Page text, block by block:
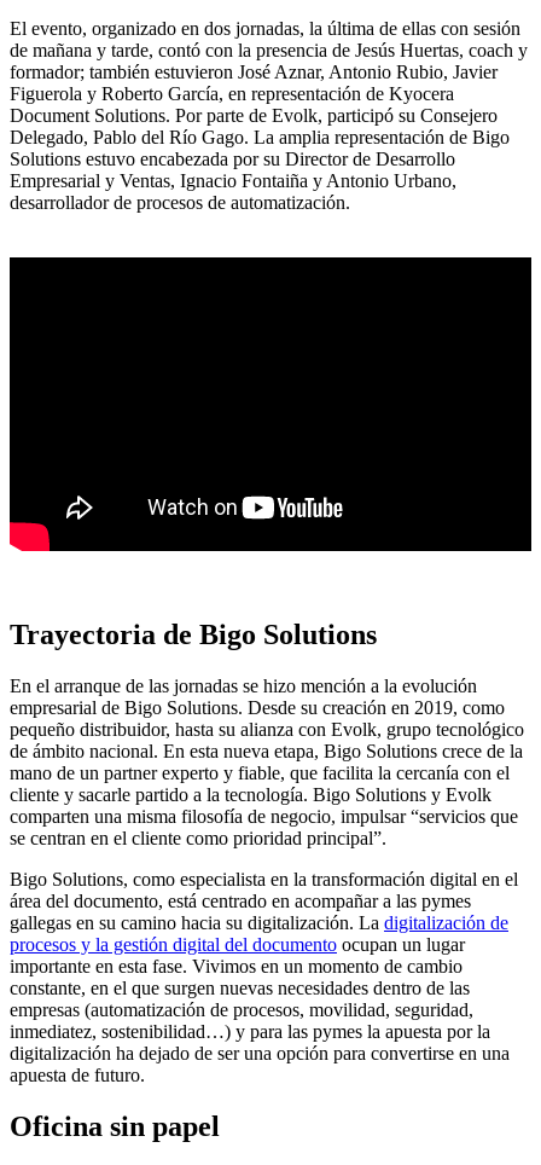
El evento, organizado en dos jornadas, la última de ellas con sesión
de mañana y tarde, contó con la presencia de Jesús Huertas, coach y
formador; también estuvieron José Aznar, Antonio Rubio, Javier
Figuerola y Roberto García, en representación de Kyocera
Document Solutions. Por parte de Evolk, participó su Consejero
Delegado, Pablo del Río Gago. La amplia representación de Bigo
Solutions estuvo encabezada por su Director de Desarrollo
Empresarial y Ventas, Ignacio Fontaiña y Antonio Urbano,
desarrollador de procesos de automatización.
Trayectoria de Bigo Solutions
En el arranque de las jornadas se hizo mención a la evolución
empresarial de Bigo Solutions. Desde su creación en 2019, como
pequeño distribuidor, hasta su alianza con Evolk, grupo tecnológico
de ámbito nacional. En esta nueva etapa, Bigo Solutions crece de la
mano de un partner experto y fiable, que facilita la cercanía con el
cliente y sacarle partido a la tecnología. Bigo Solutions y Evolk
comparten una misma filosofía de negocio, impulsar “servicios que
se centran en el cliente como prioridad principal”.
Bigo Solutions, como especialista en la transformación digital en el
área del documento, está centrado en acompañar a las pymes
gallegas en su camino hacia su digitalización. La digitalización de
procesos y la gestión digital del documento ocupan un lugar
importante en esta fase. Vivimos en un momento de cambio
constante, en el que surgen nuevas necesidades dentro de las
empresas (automatización de procesos, movilidad, seguridad,
inmediatez, sostenibilidad…) y para las pymes la apuesta por la
digitalización ha dejado de ser una opción para convertirse en una
apuesta de futuro.
Oficina sin papel